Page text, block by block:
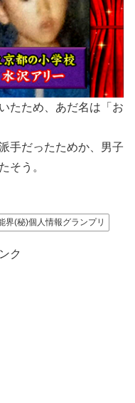
たため、あだ名は「お
手だったためか、男子
そう。
界(秘)個人情報グランプリ
ク